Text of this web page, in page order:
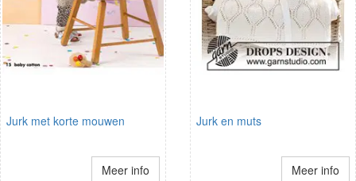
Jurk met korte mouwen
Meer info
Jurk en muts
Meer info